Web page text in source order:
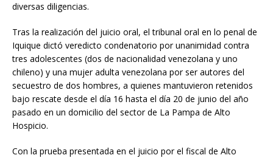
diversas diligencias.
Tras la realización del juicio oral, el tribunal oral en lo penal de
Iquique dictó veredicto condenatorio por unanimidad contra
tres adolescentes (dos de nacionalidad venezolana y uno
chileno) y una mujer adulta venezolana por ser autores del
secuestro de dos hombres, a quienes mantuvieron retenidos
bajo rescate desde el día 16 hasta el día 20 de junio del año
pasado en un domicilio del sector de La Pampa de Alto
Hospicio.
Con la prueba presentada en el juicio por el fiscal de Alto